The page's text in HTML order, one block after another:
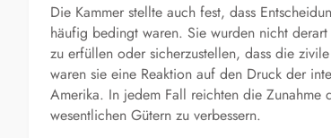
Die Kammer stellte auch fest, dass
häufig bedingt waren. Sie wurden nicht
zu erfüllen oder sicherzustellen, dass die
waren sie eine Reaktion auf den Druck der
Amerika. In jedem Fall reichten die
wesentlichen Gütern zu verbessern.